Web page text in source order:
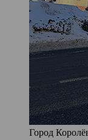
Город